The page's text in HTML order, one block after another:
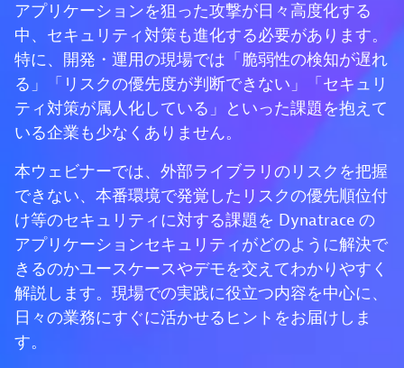
アプリケーションを狙った攻撃が日々高度化する
中、セキュリティ対策も進化する必要があります。
特に、開発・運用の現場では「脆弱性の検知が遅れ
る」「リスクの優先度が判断できない」「セキュリ
ティ対策が属人化している」といった課題を抱えて
いる企業も少なくありません。
本ウェビナーでは、外部ライブラリのリスクを把握
できない、本番環境で発覚したリスクの優先順位付
け等のセキュリティに対する課題を Dynatrace の
アプリケーションセキュリティがどのように解決で
きるのかユースケースやデモを交えてわかりやすく
解説します。現場での実践に役立つ内容を中心に、
日々の業務にすぐに活かせるヒントをお届けしま
す。